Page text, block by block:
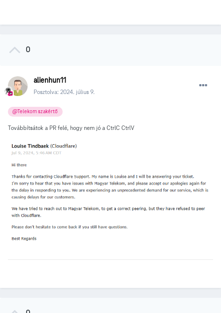
0
alienhun11
Posztolva: 2024. július 9.
@Telekom szakértő
Továbbítsátok a PR felé, hogy nem jó a CtrlC CtrlV